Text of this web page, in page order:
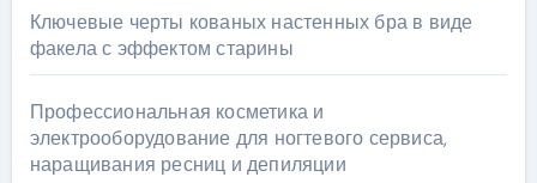
Ключевые черты кованых настенных бра в виде
факела с эффектом старины
Профессиональная косметика и
электрооборудование для ногтевого сервиса,
наращивания ресниц и депиляции